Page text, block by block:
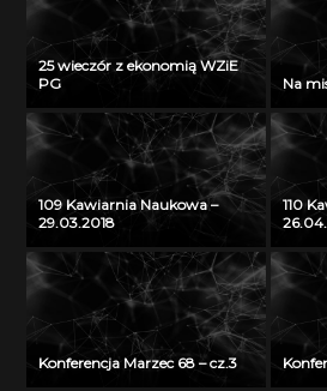
25 wieczór z ekonomią WZiE
PG
Na
109 Kawiarnia Naukowa –
29.03.2018
110
Konferencja Marzec 68 – cz.3